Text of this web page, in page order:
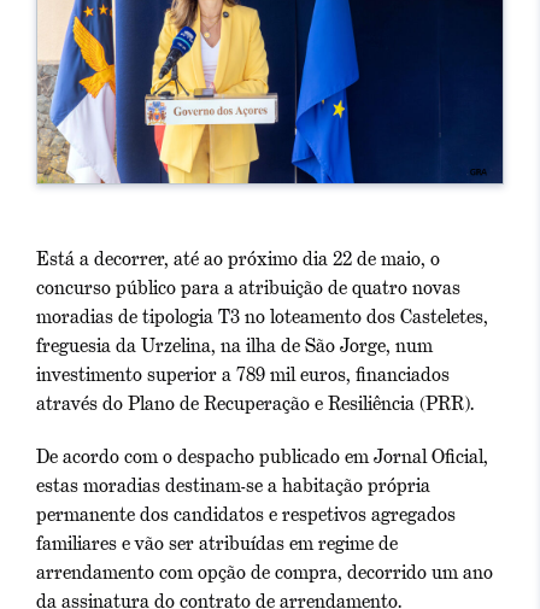
Está a decorrer, até ao próximo dia 22 de maio, o
concurso público para a atribuição de quatro novas
moradias de tipologia T3 no loteamento dos Casteletes,
freguesia da Urzelina, na ilha de São Jorge, num
investimento superior a 789 mil euros, financiados
através do Plano de Recuperação e Resiliência (PRR).
De acordo com o despacho publicado em Jornal Oficial,
estas moradias destinam-se a habitação própria
permanente dos candidatos e respetivos agregados
familiares e vão ser atribuídas em regime de
arrendamento com opção de compra, decorrido um ano
da assinatura do contrato de arrendamento.